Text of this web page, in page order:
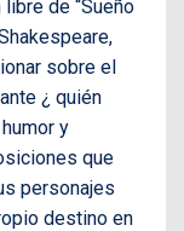
de “Sueño
sobre el
¿ quién
y
que
personajes
destino en